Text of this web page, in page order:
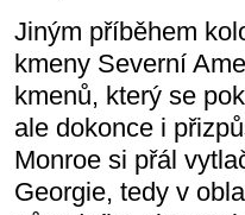
Jiným příběhem
kmeny Severní
kmenů, který se
ale dokonce i
Monroe si přál
Georgie, tedy v